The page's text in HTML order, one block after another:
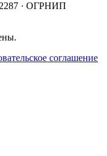
· ОГРНИП
соглашение